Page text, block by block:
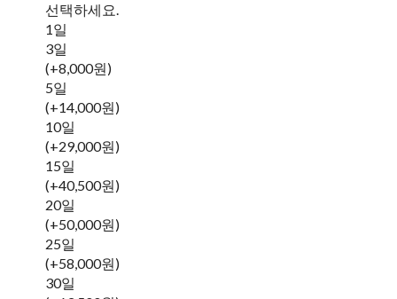
선택하세요.
1일
3일
(+8,000원)
5일
(+14,000원)
10일
(+29,000원)
15일
(+40,500원)
20일
(+50,000원)
25일
(+58,000원)
30일